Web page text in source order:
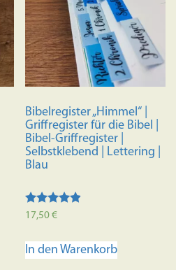
Die
können
auf
der
gewählt
werden
Bibelregister „Himmel“ |
Griffregister für die Bibel |
Bibel-Griffregister |
Selbstklebend | Lettering |
Blau
Bewertet
von 5
17,50€
In den Warenkorb